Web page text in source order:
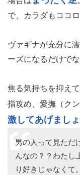
どんな体位であっ
す。
男性は「とにかく
場合は まったく逆
で、カラダもココ
ヴァギナが充分に
ーズになるだけで